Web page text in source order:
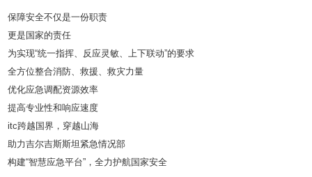
保障安全不仅是一份职责
更是国家的责任
为实现“统一指挥、反应灵敏、上下联动”的要求
全方位整合消防、救援、救灾力量
优化应急调配资源效率
提高专业性和响应速度
itc跨越国界，穿越山海
助力吉尔吉斯斯坦紧急情况部
构建“智慧应急平台”，全力护航国家安全